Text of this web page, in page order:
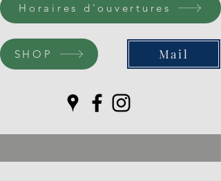
Horaires d'ouvertures
SHOP Mail